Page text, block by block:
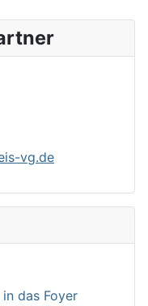
vg.de
das Foyer